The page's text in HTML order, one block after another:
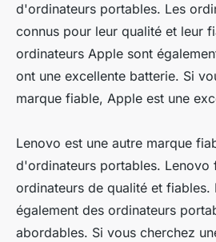
d'ordinateurs portables. Les
connus pour leur qualité et leur
ordinateurs Apple sont
ont une excellente batterie. Si
marque fiable, Apple est une
Lenovo est une autre marque
d'ordinateurs portables. Lenovo
ordinateurs de qualité et
également des ordinateurs
abordables. Si vous cherchez